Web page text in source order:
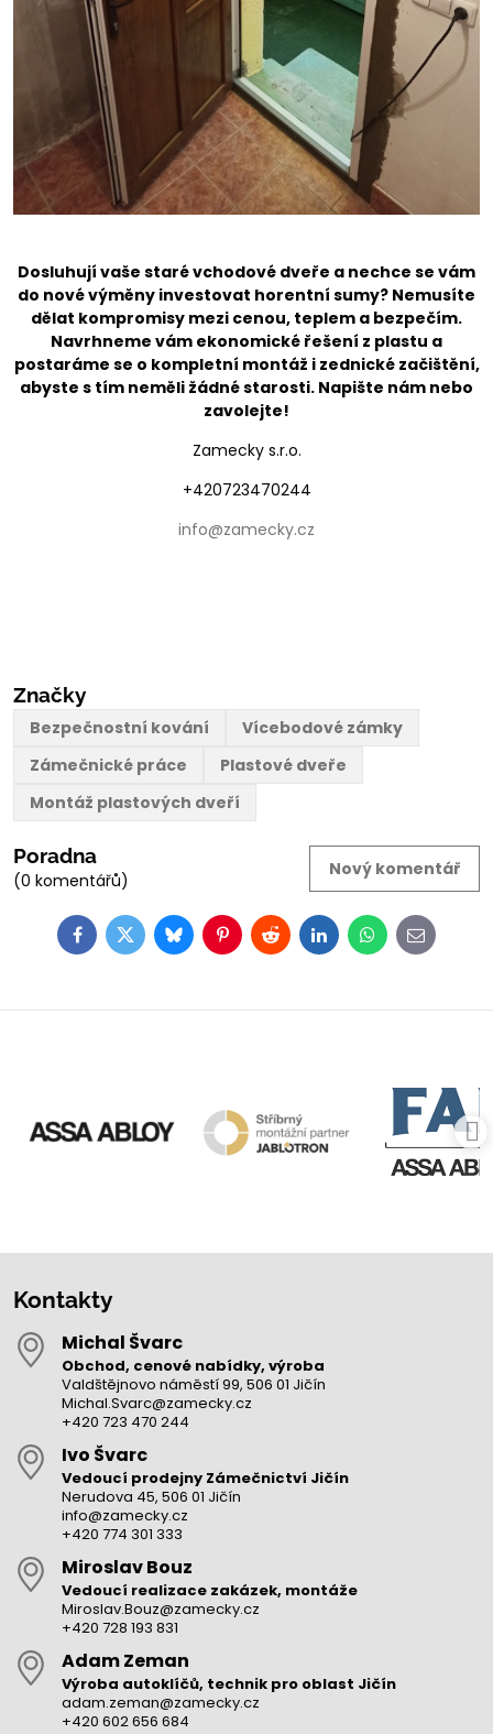
Dosluhují vaše staré vchodové dveře a nechce se vám
do nové výměny investovat horentní sumy? Nemusíte
dělat kompromisy mezi cenou, teplem a bezpečím.
Navrhneme vám ekonomické řešení z plastu a
postaráme se o kompletní montáž i zednické začištění,
abyste s tím neměli žádné starosti. Napište nám nebo
zavolejte!
Zamecky s.r.o.
+420723470244
info@zamecky.cz
Značky
Bezpečnostní kování
Vícebodové zámky
Zámečnické práce
Plastové dveře
Montáž plastových dveří
Poradna
(0 komentářů)
Nový komentář
FacebookTwitterBlueskyPinterestRedditLinkedInWhatsApp
E-
mail
Kontakty
Michal Švarc
Obchod, cenové nabídky, výroba
Valdštějnovo náměstí 99, 506 01 Jičín
Michal.Svarc@zamecky.cz
+420 723 470 244
Ivo Švarc
Vedoucí prodejny Zámečnictví Jičín
Nerudova 45, 506 01 Jičín
info@zamecky.cz
+420 774 301 333
Miroslav Bouz
Vedoucí realizace zakázek, montáže
Miroslav.Bouz@zamecky.cz
+420 728 193 831
Adam Zeman
Výroba autoklíčů, technik pro oblast Jičín
adam.zeman@zamecky.cz
+420 602 656 684